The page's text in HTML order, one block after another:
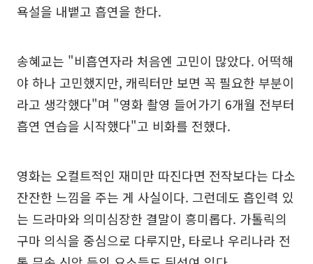
욕설을 내뱉고 흡연을 한다.
송혜교는 "비흡연자라 처음엔 고민이 많았다. 어떡해
야 하나 고민했지만, 캐릭터만 보면 꼭 필요한 부분이
라고 생각했다"며 "영화 촬영 들어가기 6개월 전부터
흡연 연습을 시작했다"고 비화를 전했다.
영화는 오컬트적인 재미만 따진다면 전작보다는 다소
잔잔한 느낌을 주는 게 사실이다. 그런데도 흡인력 있
는 드라마와 의미심장한 결말이 흥미롭다. 가톨릭의
구마 의식을 중심으로 다루지만, 타로나 우리나라 전